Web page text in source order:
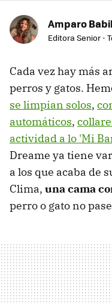
Amparo
Editora Senior -
Cada vez hay más
perros y gatos.
se limpian solos,
automáticos,
actividad a lo 'Mi
Dreame ya tiene
a los que acaba de
Clima, una cama
perro o gato no